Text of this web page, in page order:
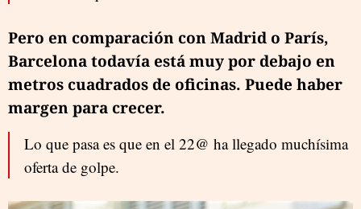
Pero en comparación con Madrid o París,
Barcelona todavía está muy por debajo en
metros cuadrados de oficinas. Puede haber
margen para crecer.
Lo que pasa es que en el 22@ ha llegado muchísima
oferta de golpe.